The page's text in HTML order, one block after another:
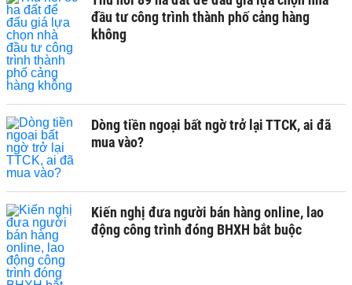
đầu tư công trình thành phố cảng hàng
không
Dòng tiền ngoại bất ngờ trở lại TTCK, ai đã
mua vào?
Kiến nghị đưa người bán hàng online, lao
động công trình đóng BHXH bắt buộc